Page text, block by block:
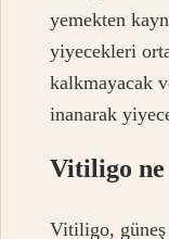
yemekten
yiyecekleri
kalkmayacak
inanarak
Vitiligo
Vitiligo, güneş